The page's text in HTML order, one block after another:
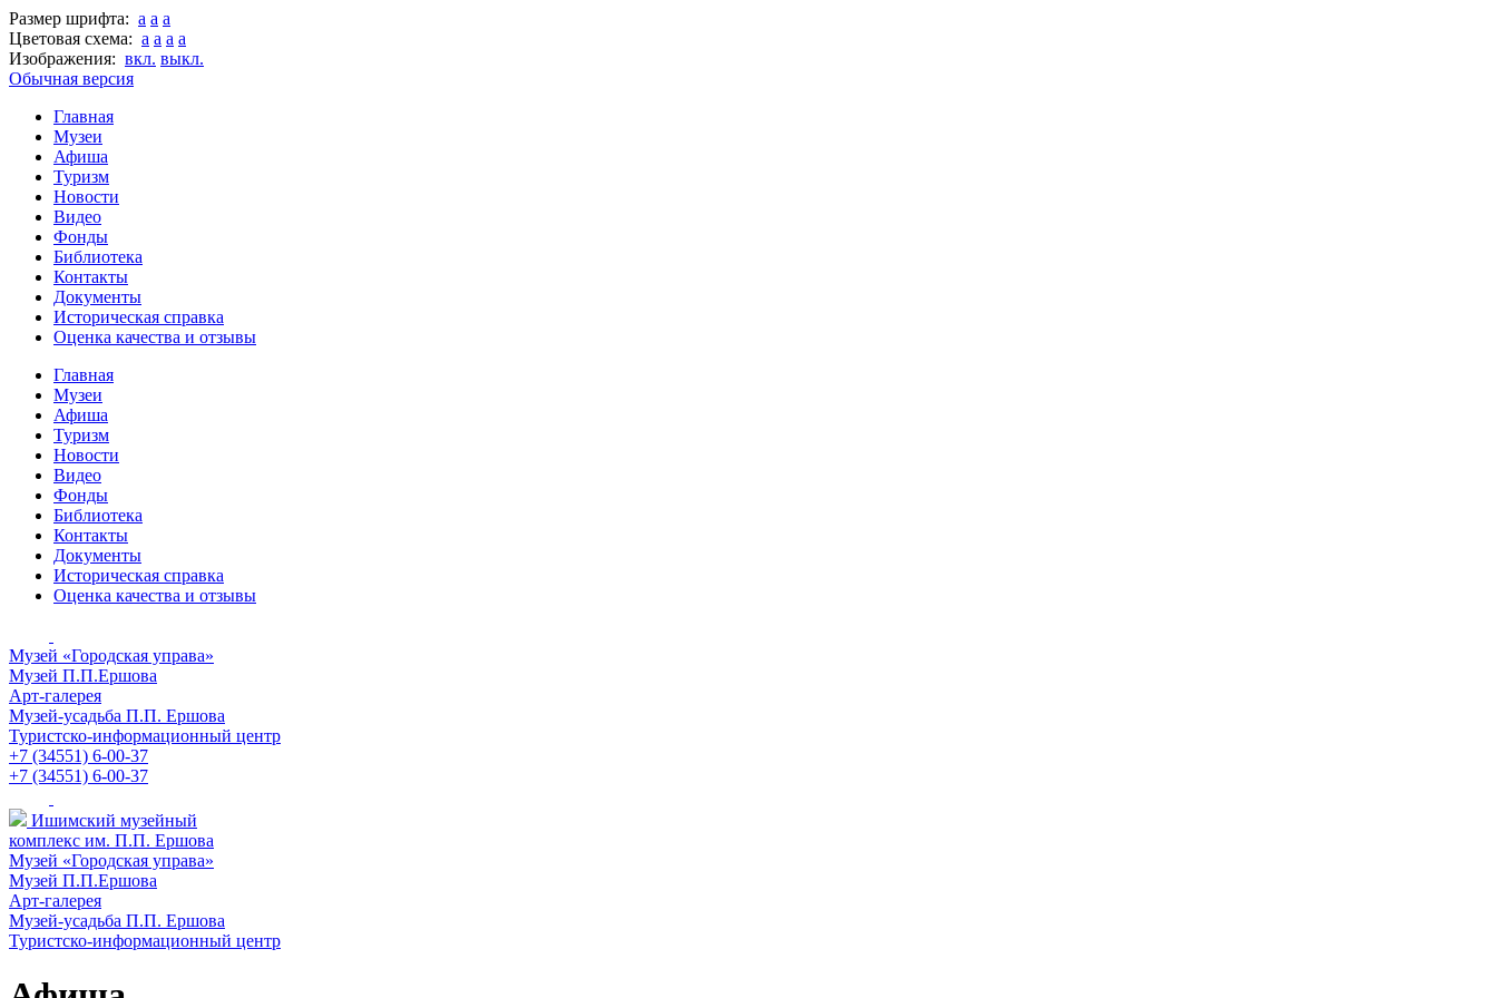
Размер шрифта: a a a
Цветовая схема: a a a a
Изображения: вкл. выкл.
Обычная версия
Главная
Музеи
Афиша
Туризм
Новости
Видео
Фонды
Библиотека
Контакты
Документы
Историческая справка
Оценка качества и отзывы
Главная
Музеи
Афиша
Туризм
Новости
Видео
Фонды
Библиотека
Контакты
Документы
Историческая справка
Оценка качества и отзывы
Музей «Городская управа»
Музей П.П.Ершова
Арт-галерея
Музей-усадьба П.П. Ершова
Туристско-информационный центр
+7 (34551) 6-00-37
+7 (34551) 6-00-37
Ишимский музейный
комплекс им. П.П. Ершова
Музей «Городская управа»
Музей П.П.Ершова
Арт-галерея
Музей-усадьба П.П. Ершова
Туристско-информационный центр